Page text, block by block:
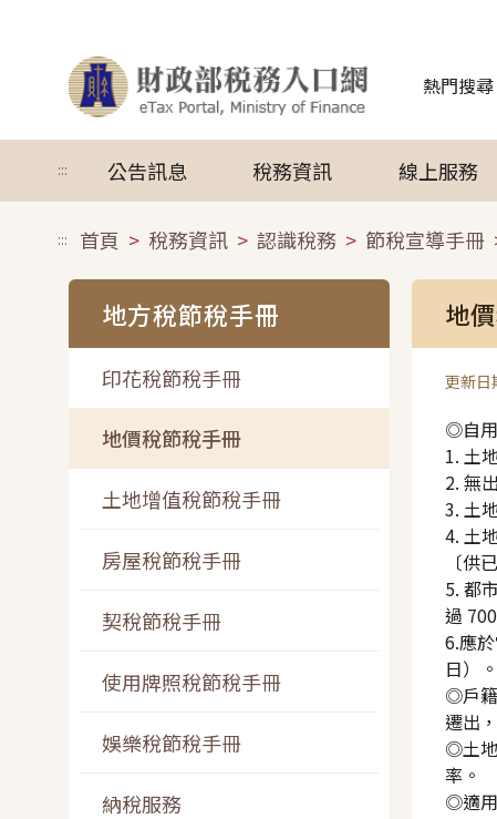
熱門搜尋
::: 公告訊息 稅務資訊 線上服務
::: 首頁 稅務資訊 認識稅務 節稅宣導手冊
地方稅節稅手冊
印花稅節稅手冊
地價稅節稅手冊
土地增值稅節稅手冊
房屋稅節稅手冊
契稅節稅手冊
使用牌照稅節稅手冊
娛樂稅節稅手冊
納稅服務
地
更新
◎自用
1. 土
2. 無
3. 土
4. 土
〔供
5. 都
過
6.應
日）。
◎戶籍
遷出
◎土地
率。
◎適用